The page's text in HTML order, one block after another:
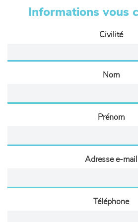
Informations vous
Civilité
Nom
Prénom
Adresse e-mail
Téléphone